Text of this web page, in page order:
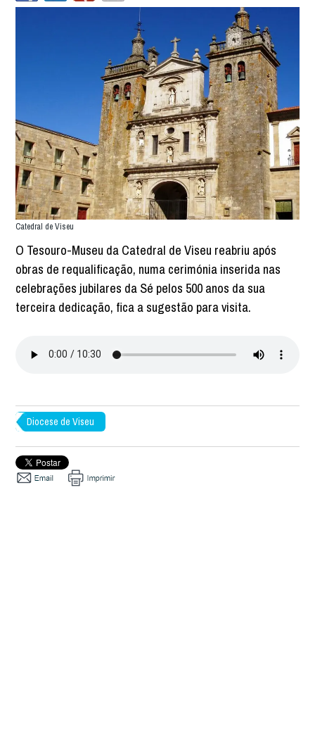
Catedral de Viseu
O Tesouro-Museu da Catedral de Viseu reabriu após
obras de requalificação, numa cerimónia inserida nas
celebrações jubilares da Sé pelos 500 anos da sua
terceira dedicação, fica a sugestão para visita.
Diocese de Viseu